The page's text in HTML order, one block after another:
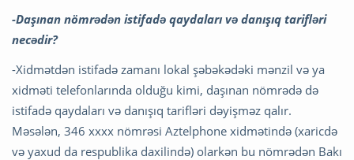
-Daşınan nömrədən istifadə qaydaları və danışıq tarifləri
necədir?
-Xidmətdən istifadə zamanı lokal şəbəkədəki mənzil və ya
xidməti telefonlarında olduğu kimi, daşınan nömrədə də
istifadə qaydaları və danışıq tarifləri dəyişməz qalır.
Məsələn, 346 xxxx nömrəsi Aztelphone xidmətində (xaricdə
və yaxud da respublika daxilində) olarkən bu nömrədən Bakı